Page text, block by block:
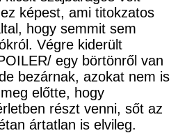
képest, ami titokzatos
hogy semmit sem
Végre kiderült
egy börtönről van
bezárnak, azokat nem is
előtte, hogy
részt venni, sőt az
ártatlan is elvileg.